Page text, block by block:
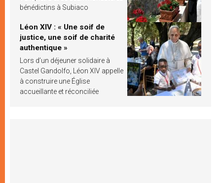
bénédictins à Subiaco
Léon XIV : « Une soif de
justice, une soif de charité
authentique »
Lors d’un déjeuner solidaire à
Castel Gandolfo, Léon XIV appelle
à construire une Église
accueillante et réconciliée